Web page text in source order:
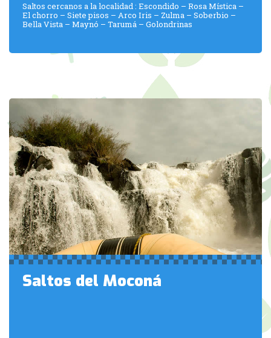
Saltos cercanos a la localidad : Escondido – Rosa Mística –
El chorro – Siete pisos – Arco Iris – Zulma – Soberbio –
Bella Vista – Maynó – Tarumá – Golondrinas
Saltos del Moconá